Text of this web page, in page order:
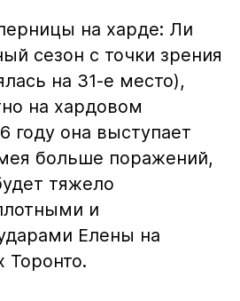
на харде: Ли
сезон с точки зрения
на 31-е место),
на хардовом
году она выступает
больше поражений,
тяжело
и
Елены на
Торонто.